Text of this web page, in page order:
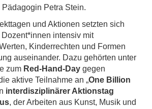
Petra Stein.
und Aktionen setzten sich
intensiv mit
Kinderrechten und Formen
auseinander. Dazu gehörten unter
zum Red-Hand-Day gegen
aktive Teilnahme an „One Billion
interdisziplinärer Aktionstag
, der Arbeiten aus Kunst, Musik und